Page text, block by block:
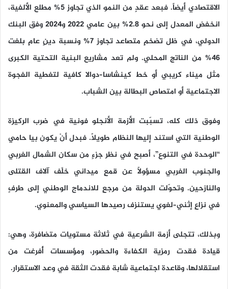
الاقتصادي أيضاً. فبعد عقدٍ من النمو الذي تجاوز 5% مطلع الألفية،
انخفض المعدل إلى نحو 2.8% بين عامي 2022 و2024 وفق البنك
الدولي، في ظل تضخمٍ متصاعد تجاوز 7% ونسبة دينٍ عامٍ بلغت
46% من الناتج المحلي. ولم تعد مشاريع البنية التحتية الكبرى
مثل ميناء كريبي أو خط كينشاسا–دوالا كافية لتغطية الفجوة
الاجتماعية أو امتصاص البطالة بين الشباب.
وفوق ذلك كله، تسبّبت الأزمة الأنجلو فونية في ضرب الركيزة
الوطنية التي استند إليها النظام طويلاً. فبدل أنْ يكون بيا حامي
“الوحدة في التنوع”، أصبح في نظر جزءٍ من سكان الشمال الغربي
والجنوب الغربي مسؤولًا عن قمعٍ ميداني خلّف آلاف القتلى
والنازحين. وتحوّلت الدولة من مرجعٍ للاندماج الوطني إلى طرفٍ
في نزاعٍ إثني–لغوي يستنزف رصيدها السياسي والمعنوي.
وبذلك، تتجلى أزمة الشرعية في ثلاثة مستويات متضافرة، وهي:
قيادة فقدت رمزية الكفاءة والحضور، ومؤسسات أُفرغت من
استقلالها، وقاعدة اجتماعية شابة فقدت الثقة في وعد الاستقرار.